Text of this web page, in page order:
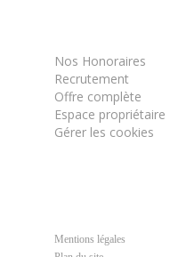
Nos Honoraires
Recrutement
Offre complète
Espace propriétaire
Gérer les cookies
Mentions légales